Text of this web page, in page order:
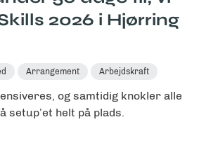
2026 i Hjørring
Arrangement Arbejdskraft
og samtidig knokler alle
helt på plads.